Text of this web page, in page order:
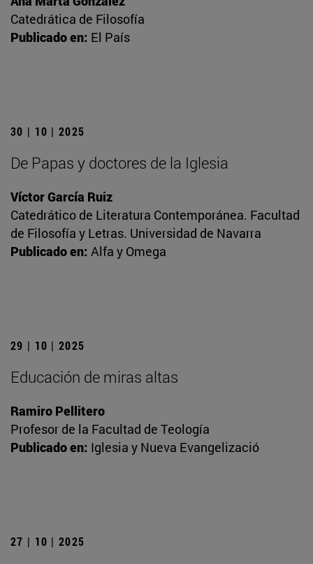
Catedrática de Filosofía
Publicado en: El País
30 | 10 | 2025
De Papas y doctores de la Iglesia
Víctor García Ruiz
Catedrático de Literatura Contemporánea. Facultad
de Filosofía y Letras. Universidad de Navarra
Publicado en: Alfa y Omega
29 | 10 | 2025
Educación de miras altas
Ramiro Pellitero
Profesor de la Facultad de Teología
Publicado en: Iglesia y Nueva Evangelizació
27 | 10 | 2025